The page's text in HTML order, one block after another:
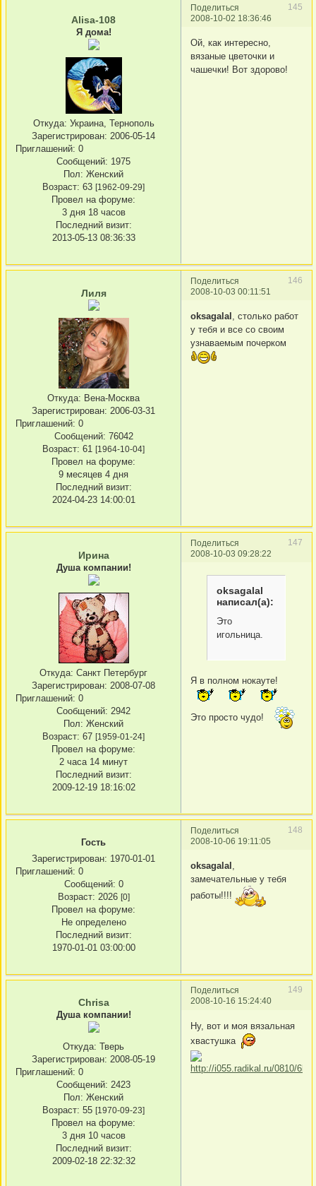
Поделиться
145
2008-10-02 18:36:46
Alisa-108
Я дома!
Откуда: Украина, Тернополь
Зарегистрирован: 2006-05-14
Приглашений: 0
Сообщений: 1975
Пол: Женский
Возраст: 63 [1962-09-29]
Провел на форуме:
3 дня 18 часов
Последний визит:
2013-05-13 08:36:33
Ой, как интересно,
вязаные цветочки и
чашечки! Вот здорово!
Поделиться
146
2008-10-03 00:11:51
Лиля
Откуда: Вена-Москва
Зарегистрирован: 2006-03-31
Приглашений: 0
Сообщений: 76042
Возраст: 61 [1964-10-04]
Провел на форуме:
9 месяцев 4 дня
Последний визит:
2024-04-23 14:00:01
oksagalal , столько работ
у тебя и все со своим
узнаваемым почерком
Поделиться
147
2008-10-03 09:28:22
Ирина
Душа компании!
Откуда: Санкт Петербург
Зарегистрирован: 2008-07-08
Приглашений: 0
Сообщений: 2942
Пол: Женский
Возраст: 67 [1959-01-24]
Провел на форуме:
2 часа 14 минут
Последний визит:
2009-12-19 18:16:02
oksagalal
написал(а):
Это
игольница.
Я в полном нокауте!
Это просто чудо!
Поделиться
148
2008-10-06 19:11:05
Гость
Зарегистрирован: 1970-01-01
Приглашений: 0
Сообщений: 0
Возраст: 2026 [0]
Провел на форуме:
Не определено
Последний визит:
1970-01-01 03:00:00
oksagalal ,
замечательные у тебя
работы!!!!
Поделиться
149
2008-10-16 15:24:40
Chrisa
Душа компании!
Откуда: Тверь
Зарегистрирован: 2008-05-19
Приглашений: 0
Сообщений: 2423
Пол: Женский
Возраст: 55 [1970-09-23]
Провел на форуме:
3 дня 10 часов
Последний визит:
2009-02-18 22:32:32
Ну, вот и моя вязальная
хвастушка